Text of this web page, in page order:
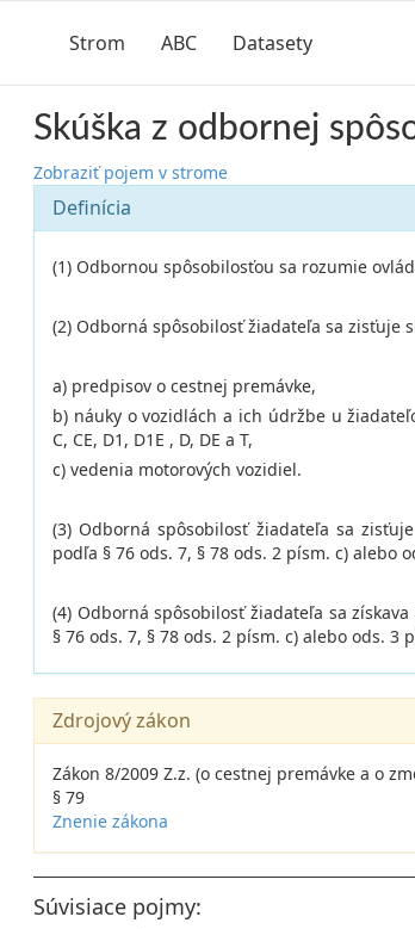
Strom ABC Datasety
Skúška z odbornej
Zobraziť pojem v strome
Definícia
(1) Odbornou spôsobilosťou sa rozumie
(2) Odborná spôsobilosť žiadateľa sa zisťuje
a) predpisov o cestnej premávke,
b) náuky o vozidlách a ich údržbe u
C, CE, D1, D1E , D, DE a T,
c) vedenia motorových vozidiel.
(3) Odborná spôsobilosť žiadateľa sa
podľa § 76 ods. 7, § 78 ods. 2 písm. c) alebo
(4) Odborná spôsobilosť žiadateľa sa
§ 76 ods. 7, § 78 ods. 2 písm. c) alebo ods. 3
Zdrojový zákon
Zákon 8/2009 Z.z. (o cestnej premávke a o
§ 79
Znenie zákona
Súvisiace pojmy: